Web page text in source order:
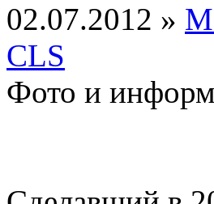
02.07.2012 »
CLS
Фото и